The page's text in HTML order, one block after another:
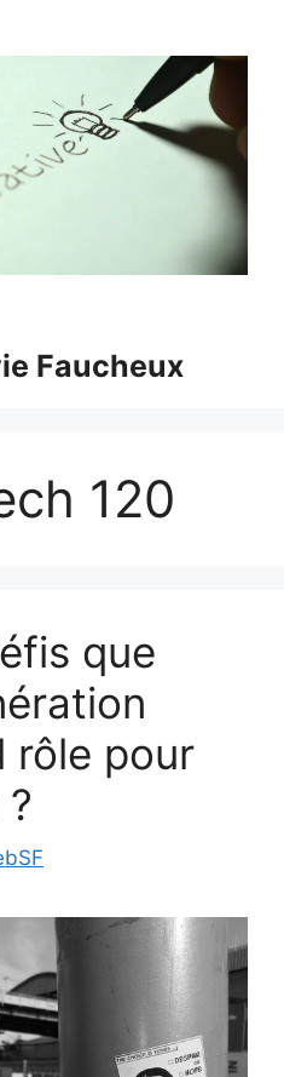
Faucheux
120
que
rôle pour